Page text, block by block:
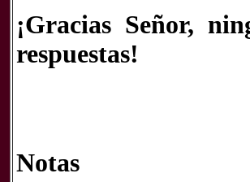
¡Gracias Señor,
respuestas!
Notas